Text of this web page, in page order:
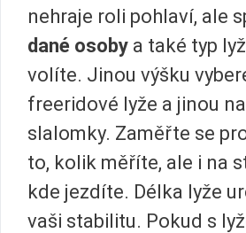
nehraje roli pohlaví, ale
dané osoby a také typ
volíte. Jinou výšku
freeridové lyže a jinou
slalomky. Zaměřte se
to, kolik měříte, ale i na
kde jezdíte. Délka lyže
vaši stabilitu. Pokud s